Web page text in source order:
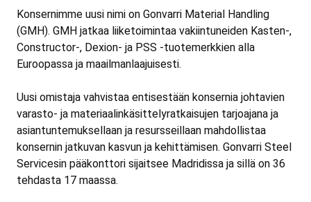
Konsernimme uusi nimi on Gonvarri Material Handling
(GMH). GMH jatkaa liiketoimintaa vakiintuneiden Kasten-,
Constructor-, Dexion- ja PSS -tuotemerkkien alla
Euroopassa ja maailmanlaajuisesti.
Uusi omistaja vahvistaa entisestään konsernia johtavien
varasto- ja materiaalinkäsittelyratkaisujen tarjoajana ja
asiantuntemuksellaan ja resursseillaan mahdollistaa
konsernin jatkuvan kasvun ja kehittämisen. Gonvarri Steel
Servicesin pääkonttori sijaitsee Madridissa ja sillä on 36
tehdasta 17 maassa.